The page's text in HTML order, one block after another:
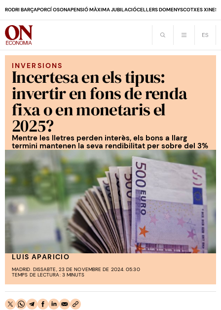
RODRI BARÇAPORCÍ OSONAPENSIÓ MÀXIMA JUBILACIÓCELLERS DOMENYSCOTXES
INVERSIONS
Incertesa en els tipus:
invertir en fons de renda
fixa o en monetaris el
2025?
Mentre les lletres perden interès, els bons a llarg
termini mantenen la seva rendibilitat per sobre del 3%
LUIS APARICIO
MADRID. DISSABTE, 23 DE NOVEMBRE DE 2024. 05:30
TEMPS DE LECTURA: 3 MINUTS